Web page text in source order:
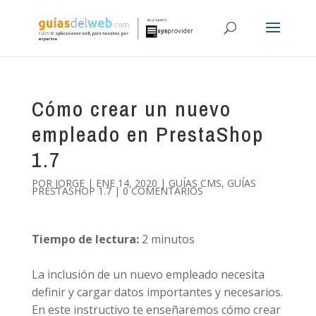
Cómo crear un nuevo
empleado en PrestaShop
1.7
POR JORGE| ENE 14, 2020 | GUÍAS CMS, GUÍAS
PRESTASHOP 1.7|0 COMENTARIOS
Tiempo de lectura: 2 minutos
La inclusión de un nuevo empleado necesita
definir y cargar datos importantes y necesarios.
En este instructivo te enseñaremos cómo crear